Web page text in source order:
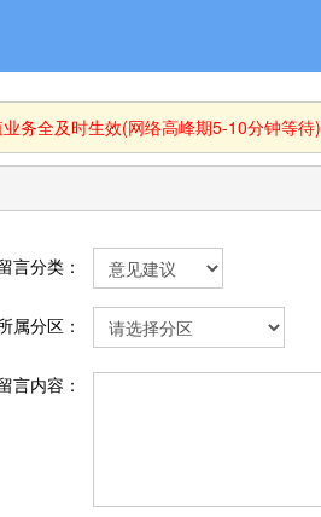
务全及时生效(网络高峰期5-10分钟等
言分类：
属分区：
言内容：